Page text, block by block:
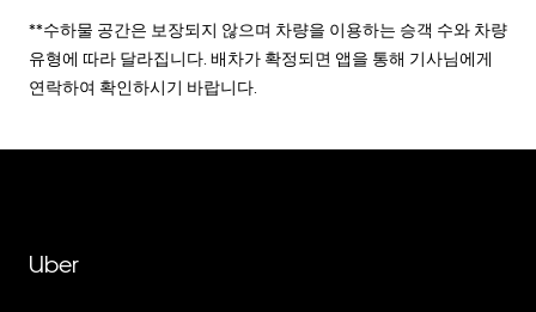
**수하물 공간은 보장되지 않으며 차량을 이용하는 승객 수와 차량
유형에 따라 달라집니다. 배차가 확정되면 앱을 통해 기사님에게
연락하여 확인하시기 바랍니다.
Uber